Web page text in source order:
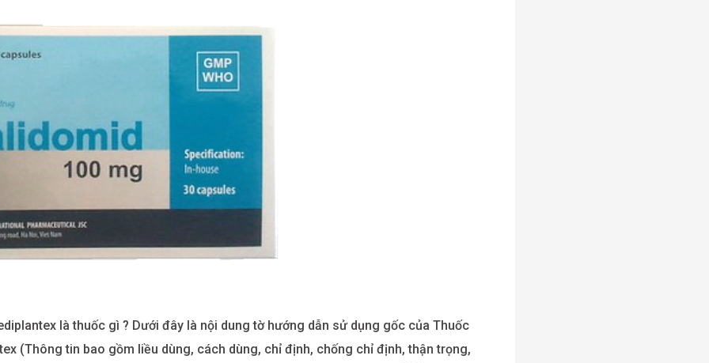
là thuốc gì ? Dưới đây là nội dung tờ hướng dẫn sử dụng gốc của Thuốc
(Thông tin bao gồm liều dùng, cách dùng, chỉ định, chống chỉ định, thận trọng,